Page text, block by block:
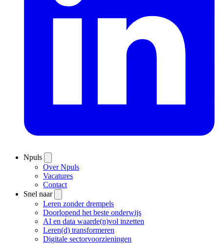
Npuls
Over Npuls
Vacatures
Contact
Snel naar
Leren zonder drempels
Doorlopend het beste onderwijs
AI en data waarde(n)vol inzetten
Leren(d) transformeren
Digitale sectorvoorzieningen